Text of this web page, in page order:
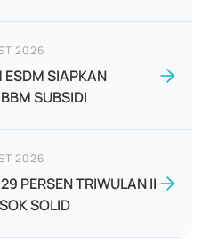
2026
ESDM SIAPKAN
SUBSIDI
2026
PERSEN TRIWULAN II
SOLID